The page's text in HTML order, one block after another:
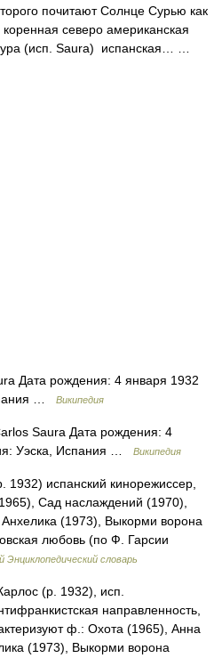
почитают Солнце Сурью как
северо американская
(исп. Saura) испанская… …
Дата рождения: 4 января 1932
…
Википедия
Saura Дата рождения: 4
Уэска, Испания …
Википедия
1932) испанский кинорежиссер,
Сад наслаждений (1970),
(1973), Выкорми ворона
любовь (по Ф. Гарсии
Энциклопедический словарь
(р. 1932), исп.
направленность,
ф.: Охота (1965), Анна
(1973), Выкорми ворона